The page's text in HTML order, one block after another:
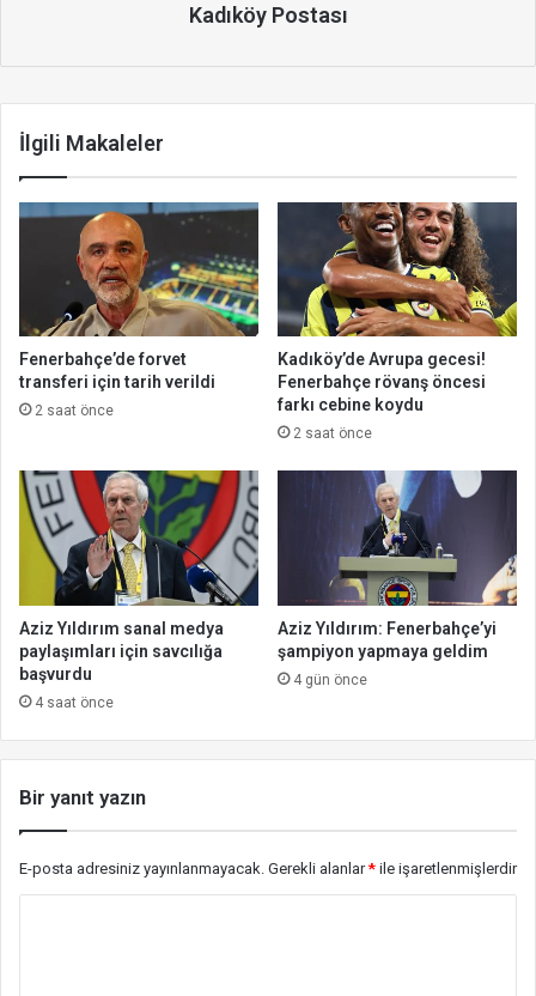
Kadıköy Postası
İlgili Makaleler
Fenerbahçe’de forvet
transferi için tarih verildi
2 saat önce
Kadıköy’de Avrupa gecesi!
Fenerbahçe rövanş öncesi
farkı cebine koydu
2 saat önce
Aziz Yıldırım sanal medya
paylaşımları için savcılığa
başvurdu
4 saat önce
Aziz Yıldırım: Fenerbahçe’yi
şampiyon yapmaya geldim
4 gün önce
Bir yanıt yazın
E-posta adresiniz yayınlanmayacak. Gerekli alanlar* ile işaretlenmişlerdir